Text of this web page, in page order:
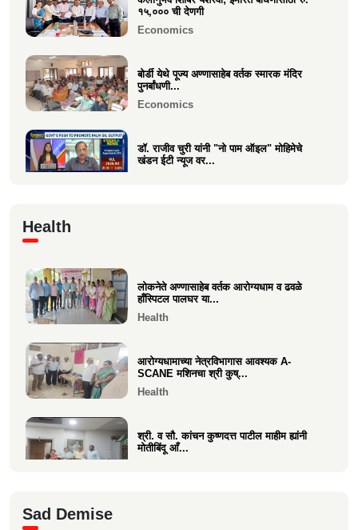
वक्रतुंड ऍग्रो याचे उद्घाटन, माहीम
Business
१५,००० ची देणगी
Economics
बोर्डी येथे पूज्य अण्णासाहेब वर्तक स्मारक मंदिर
पुनर्बांधणी...
Economics
डॉ. राजीव चुरी यांनी "नो पाम ऑइल" मोहिमेचे
खंडन ईटी न्यूज वर...
वसई विकास सहकारी बँकेचे अध्यक्ष आशय राऊत
Health
लोकनेते अण्णासाहेब वर्तक आरोग्यधाम व ढवळे
हाँस्पिटल पालघर या...
Health
आरोग्यधामाच्या नेत्रविभागास आवश्यक A-
SCANE मशिनचा श्री कुष्...
Health
श्री. व सौ. कांचन कुष्णदत्त पाटील माहीम ह्यांनी
मोतीबिंदू आँ...
Sad Demise